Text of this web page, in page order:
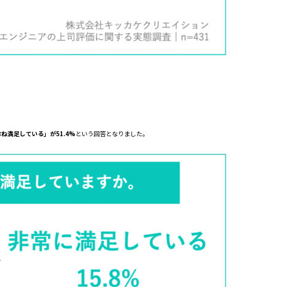
満足している」が51.4% という回答となりました。